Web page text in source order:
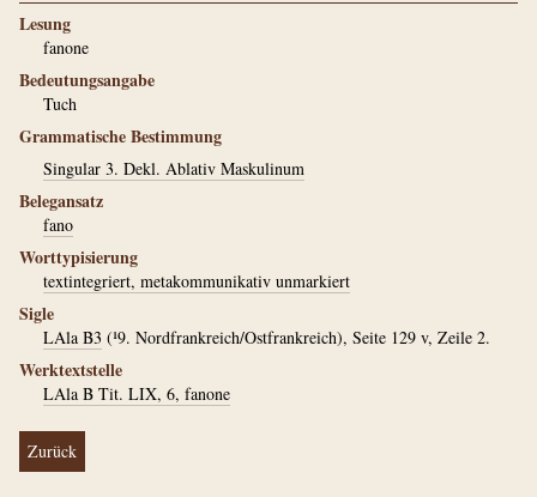
Lesung
fanone
Bedeutungsangabe
Tuch
Grammatische Bestimmung
Singular 3. Dekl. Ablativ Maskulinum
Belegansatz
fano
Worttypisierung
textintegriert, metakommunikativ unmarkiert
Sigle
LAla B3 (¹9. Nordfrankreich/Ostfrankreich), Seite 129 v, Zeile 2.
Werktextstelle
LAla B Tit. LIX, 6, fanone
Zurück